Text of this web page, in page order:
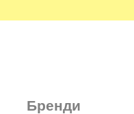
Бренди